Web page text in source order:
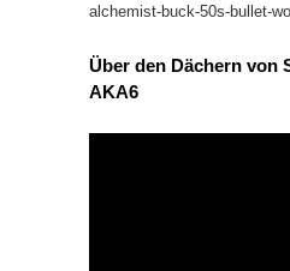
alchemist-buck-50s-bullet-
Über den Dächern von
AKA6